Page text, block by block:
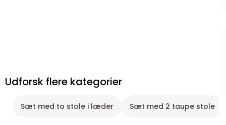
Udforsk flere kategorier
Sæt med to stole i læder Sæt med 2 taupe stole